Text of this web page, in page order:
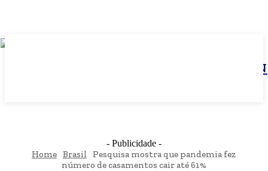
JBN
- Publicidade -
Home Brasil
Pesquisa mostra que pandemia fez
número de casamentos cair até 61%